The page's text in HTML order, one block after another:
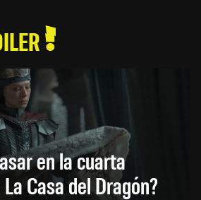
en la cuarta
Casa del Dragón?